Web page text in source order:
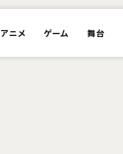
アニメ ゲーム 舞台